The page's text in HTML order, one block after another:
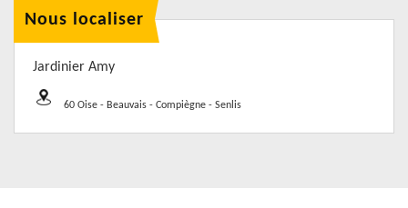
Nous localiser
Jardinier Amy
60 Oise - Beauvais - Compiègne - Senlis